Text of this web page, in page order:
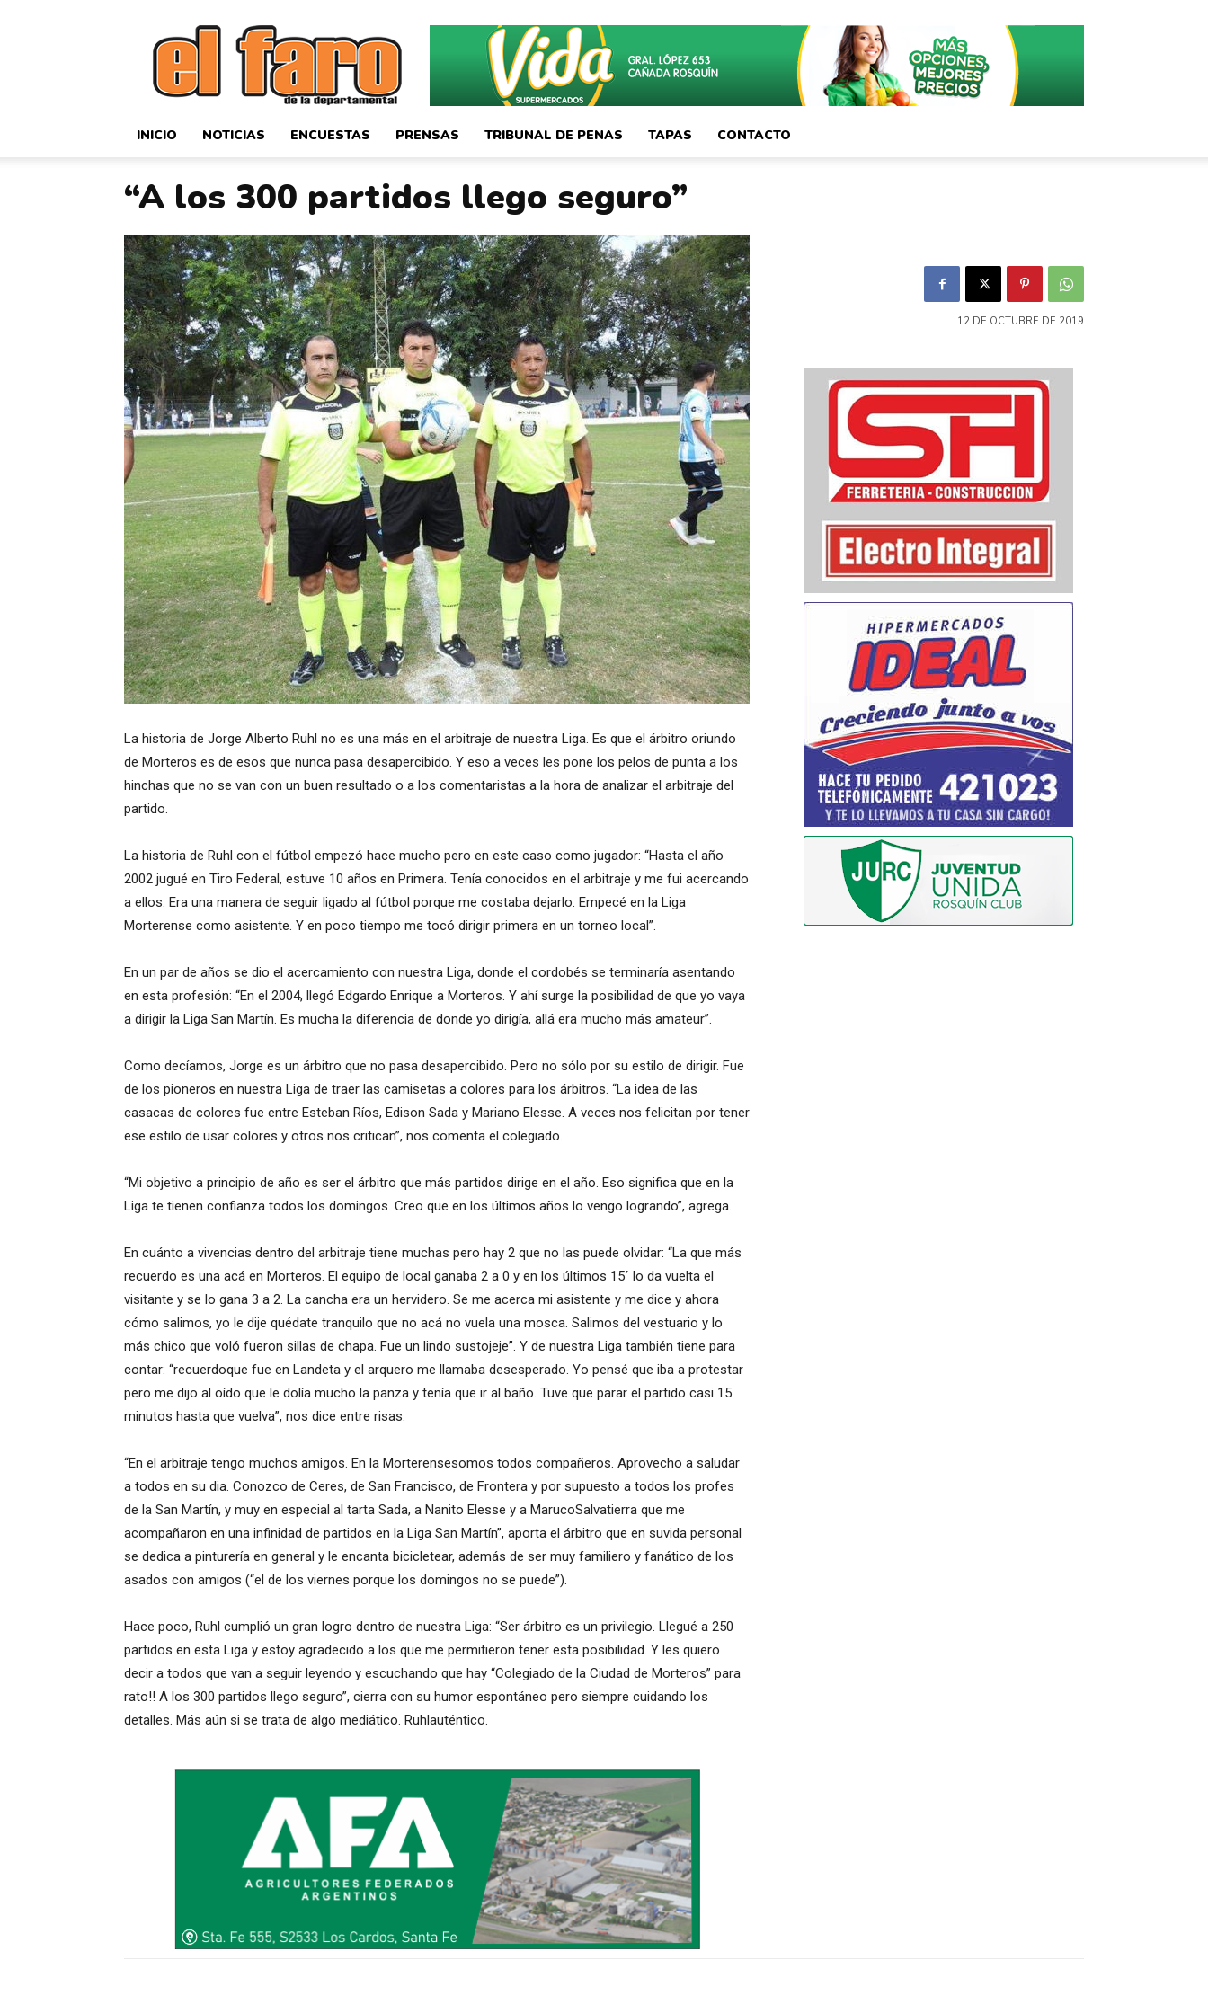
El
Faro
Deportivo
INICIO NOTICIAS ENCUESTAS PRENSAS TRIBUNAL DE PENAS TAPAS CONTACTO
“A los 300 partidos llego seguro”
La historia de Jorge Alberto Ruhl no es una más en el arbitraje de nuestra Liga. Es que el árbitro oriundo
de Morteros es de esos que nunca pasa desapercibido. Y eso a veces les pone los pelos de punta a los
hinchas que no se van con un buen resultado o a los comentaristas a la hora de analizar el arbitraje del
partido.
La historia de Ruhl con el fútbol empezó hace mucho pero en este caso como jugador: “Hasta el año
2002 jugué en Tiro Federal, estuve 10 años en Primera. Tenía conocidos en el arbitraje y me fui acercando
a ellos. Era una manera de seguir ligado al fútbol porque me costaba dejarlo. Empecé en la Liga
Morterense como asistente. Y en poco tiempo me tocó dirigir primera en un torneo local”.
En un par de años se dio el acercamiento con nuestra Liga, donde el cordobés se terminaría asentando
en esta profesión: “En el 2004, llegó Edgardo Enrique a Morteros. Y ahí surge la posibilidad de que yo vaya
a dirigir la Liga San Martín. Es mucha la diferencia de donde yo dirigía, allá era mucho más amateur”.
Como decíamos, Jorge es un árbitro que no pasa desapercibido. Pero no sólo por su estilo de dirigir. Fue
de los pioneros en nuestra Liga de traer las camisetas a colores para los árbitros. “La idea de las
casacas de colores fue entre Esteban Ríos, Edison Sada y Mariano Elesse. A veces nos felicitan por tener
ese estilo de usar colores y otros nos critican”, nos comenta el colegiado.
“Mi objetivo a principio de año es ser el árbitro que más partidos dirige en el año. Eso significa que en la
Liga te tienen confianza todos los domingos. Creo que en los últimos años lo vengo logrando”, agrega.
En cuánto a vivencias dentro del arbitraje tiene muchas pero hay 2 que no las puede olvidar: “La que más
recuerdo es una acá en Morteros. El equipo de local ganaba 2 a 0 y en los últimos 15´ lo da vuelta el
visitante y se lo gana 3 a 2. La cancha era un hervidero. Se me acerca mi asistente y me dice y ahora
cómo salimos, yo le dije quédate tranquilo que no acá no vuela una mosca. Salimos del vestuario y lo
más chico que voló fueron sillas de chapa. Fue un lindo sustojeje”. Y de nuestra Liga también tiene para
contar: “recuerdoque fue en Landeta y el arquero me llamaba desesperado. Yo pensé que iba a protestar
pero me dijo al oído que le dolía mucho la panza y tenía que ir al baño. Tuve que parar el partido casi 15
minutos hasta que vuelva”, nos dice entre risas.
“En el arbitraje tengo muchos amigos. En la Morterensesomos todos compañeros. Aprovecho a saludar
a todos en su dia. Conozco de Ceres, de San Francisco, de Frontera y por supuesto a todos los profes
de la San Martín, y muy en especial al tarta Sada, a Nanito Elesse y a MarucoSalvatierra que me
acompañaron en una infinidad de partidos en la Liga San Martín”, aporta el árbitro que en suvida personal
se dedica a pinturería en general y le encanta bicicletear, además de ser muy familiero y fanático de los
asados con amigos (“el de los viernes porque los domingos no se puede”).
Hace poco, Ruhl cumplió un gran logro dentro de nuestra Liga: “Ser árbitro es un privilegio. Llegué a 250
partidos en esta Liga y estoy agradecido a los que me permitieron tener esta posibilidad. Y les quiero
decir a todos que van a seguir leyendo y escuchando que hay “Colegiado de la Ciudad de Morteros” para
rato!! A los 300 partidos llego seguro”, cierra con su humor espontáneo pero siempre cuidando los
detalles. Más aún si se trata de algo mediático. Ruhlauténtico.
12 DE OCTUBRE DE 2019